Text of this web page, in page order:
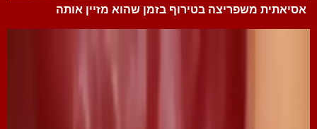
אסיאתית משפריצה בטירוף בזמן שהוא מזיין אותה